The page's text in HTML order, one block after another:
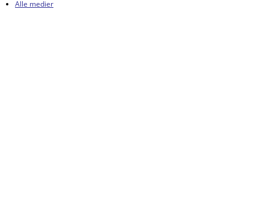
Alle medier